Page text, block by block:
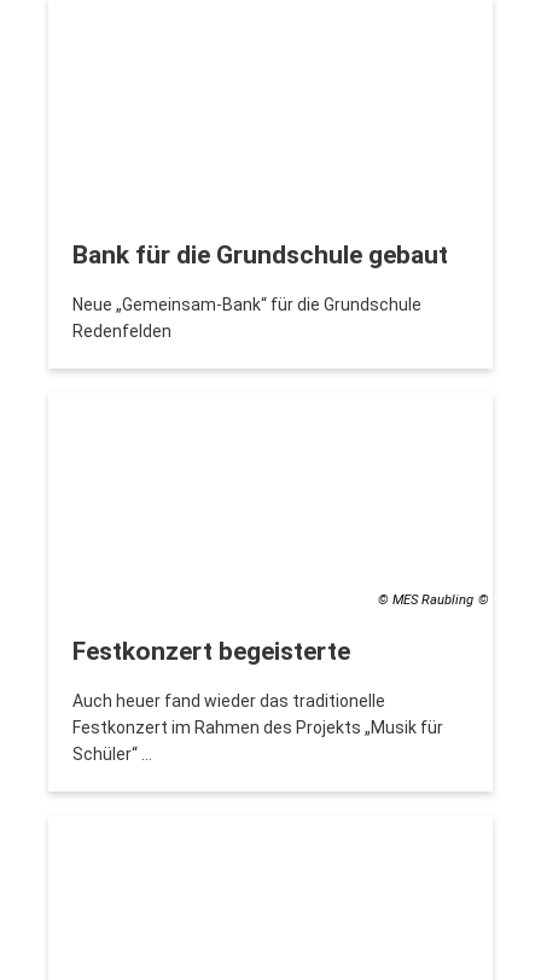
Bank für die Grundschule gebaut
Neue „Gemeinsam-Bank“ für die Grundschule
Redenfelden
© MES Raubling
Festkonzert begeisterte
Auch heuer fand wieder das traditionelle
Festkonzert im Rahmen des Projekts „Musik für
Schüler“ …